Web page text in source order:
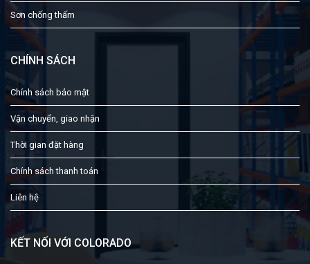
Sơn chống thấm
CHÍNH SÁCH
Chính sách bảo mật
Vận chuyển, giao nhận
Thời gian đặt hàng
Chính sách thanh toán
Liên hệ
KẾT NỐI VỚI COLORADO